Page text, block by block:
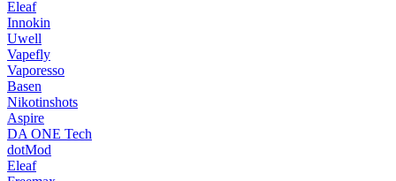
Eleaf
Innokin
Uwell
Vapefly
Vaporesso
Basen
Nikotinshots
Aspire
DA ONE Tech
dotMod
Eleaf